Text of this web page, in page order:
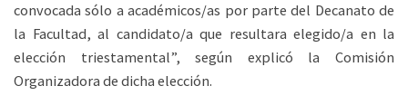
convocada sólo a académicos/as por parte del Decanato de
la Facultad, al candidato/a que resultara elegido/a en la
elección triestamental”, según explicó la Comisión
Organizadora de dicha elección.